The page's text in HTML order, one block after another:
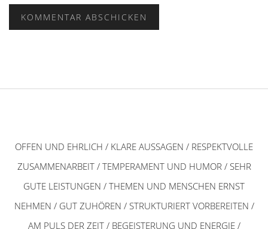
OFFEN UND EHRLICH / KLARE AUSSAGEN / RESPEKTVOLLE
ZUSAMMENARBEIT / TEMPERAMENT UND HUMOR / SEHR
GUTE LEISTUNGEN / THEMEN UND MENSCHEN ERNST
NEHMEN / GUT ZUHÖREN / STRUKTURIERT VORBEREITEN /
AM PULS DER ZEIT / BEGEISTERUNG UND ENERGIE /